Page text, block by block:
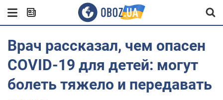
Врач рассказал, чем опасен
COVID-19 для детей: могут
болеть тяжело и передавать